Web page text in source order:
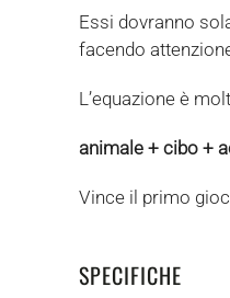
Essi dovranno
facendo
L’equazione è
animale + cibo +
Vince il primo
SPECIFICHE